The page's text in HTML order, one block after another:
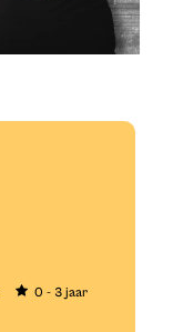
0 - 3 jaar